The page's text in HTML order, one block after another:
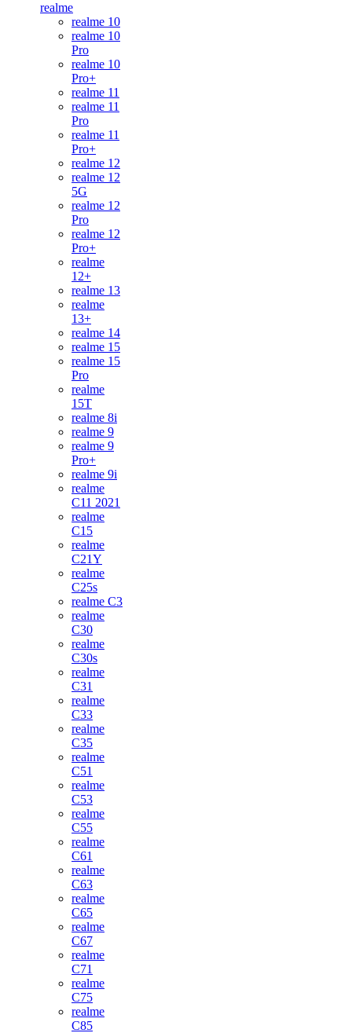
realme
realme 10
realme 10
Pro
realme 10
Pro+
realme 11
realme 11
Pro
realme 11
Pro+
realme 12
realme 12
5G
realme 12
Pro
realme 12
Pro+
realme
12+
realme 13
realme
13+
realme 14
realme 15
realme 15
Pro
realme
15T
realme 8i
realme 9
realme 9
Pro+
realme 9i
realme
C11 2021
realme
C15
realme
C21Y
realme
C25s
realme C3
realme
C30
realme
C30s
realme
C31
realme
C33
realme
C35
realme
C51
realme
C53
realme
C55
realme
C61
realme
C63
realme
C65
realme
C67
realme
C71
realme
C75
realme
C85